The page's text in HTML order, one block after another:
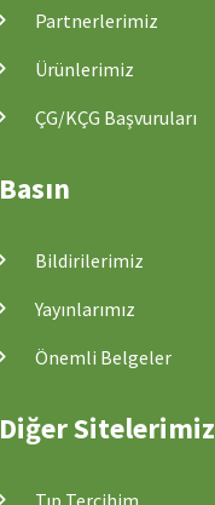
Partnerlerimiz
Ürünlerimiz
ÇG/KÇG Başvuruları
Basın
Bildirilerimiz
Yayınlarımız
Önemli Belgeler
Diğer Sitelerimiz
Tıp Tercihim